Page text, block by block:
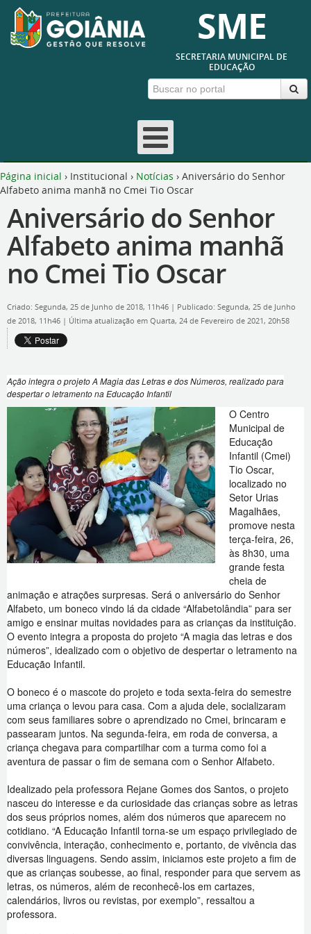
SME
SECRETARIA MUNICIPAL DE
EDUCAÇÃO
Página inicial › Institucional › Notícias › Aniversário do Senhor
Alfabeto anima manhã no Cmei Tio Oscar
Aniversário do Senhor
Alfabeto anima manhã
no Cmei Tio Oscar
Criado: Segunda, 25 de Junho de 2018, 11h46 | Publicado: Segunda, 25 de Junho
de 2018, 11h46 | Última atualização em Quarta, 24 de Fevereiro de 2021, 20h58
Ação integra o projeto A Magia das Letras e dos Números, realizado para
despertar o letramento na Educação Infantil
O Centro
Municipal de
Educação
Infantil (Cmei)
Tio Oscar,
localizado no
Setor Urias
Magalhães,
promove nesta
terça-feira, 26,
às 8h30, uma
grande festa
cheia de
animação e atrações surpresas. Será o aniversário do Senhor
Alfabeto, um boneco vindo lá da cidade “Alfabetolândia” para ser
amigo e ensinar muitas novidades para as crianças da instituição.
O evento integra a proposta do projeto “A magia das letras e dos
números”, idealizado com o objetivo de despertar o letramento na
Educação Infantil.
O boneco é o mascote do projeto e toda sexta-feira do semestre
uma criança o levou para casa. Com a ajuda dele, socializaram
com seus familiares sobre o aprendizado no Cmei, brincaram e
passearam juntos. Na segunda-feira, em roda de conversa, a
criança chegava para compartilhar com a turma como foi a
aventura de passar o fim de semana com o Senhor Alfabeto.
Idealizado pela professora Rejane Gomes dos Santos, o projeto
nasceu do interesse e da curiosidade das crianças sobre as letras
dos seus próprios nomes, além dos números que aparecem no
cotidiano. “A Educação Infantil torna-se um espaço privilegiado de
convivência, interação, conhecimento e, portanto, de vivência das
diversas linguagens. Sendo assim, iniciamos este projeto a fim de
que as crianças soubesse, ao final, responder para que servem as
letras, os números, além de reconhecê-los em cartazes,
calendários, livros ou revistas, por exemplo”, ressaltou a
professora.